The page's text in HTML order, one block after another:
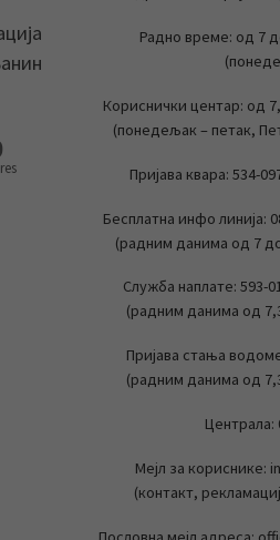
Радно време: од 7
Кориснички центар: од
(понедељак – петак,
Пријава квара: 534-
Бесплатна инфо линија:
(радним данима од 7
Служба наплате: 593-
(радним данима од
Пријава стања
(радним данима од
Централа:
Мејл за кориснике:
(контакт,